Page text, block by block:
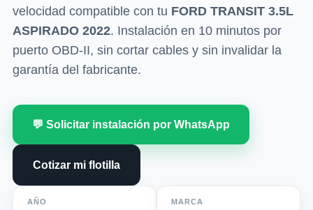
velocidad compatible con tu FORD TRANSIT 3.5L
ASPIRADO 2022. Instalación en 10 minutos por
puerto OBD-II, sin cortar cables y sin invalidar la
garantía del fabricante.
💬 Solicitar instalación por WhatsApp
Cotizar mi flotilla
AÑO MARCA